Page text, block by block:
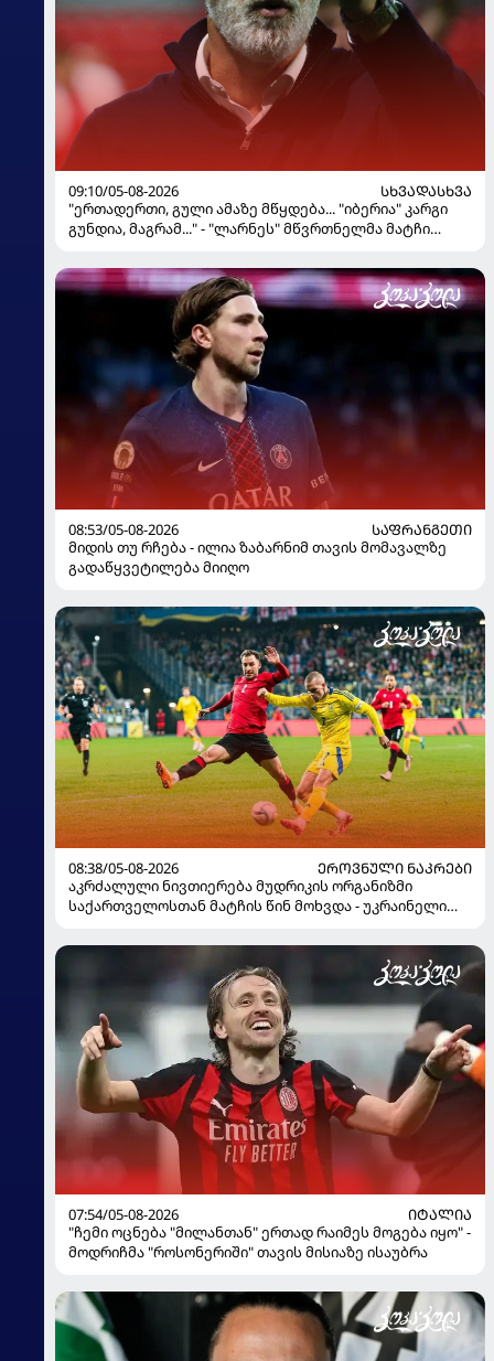
09:10/05-08-2026
ᲡᲮᲕᲐᲓᲐᲡᲮᲕᲐ
"ერთადერთი, გული ამაზე მწყდება... "იბერია" კარგი
გუნდია, მაგრამ..." - "ლარნეს" მწვრთნელმა მატჩი
მოჰყავს
08:53/05-08-2026
ᲡᲐᲤᲠᲐᲜᲒᲔᲗᲘ
მიდის თუ რჩება - ილია ზაბარნიმ თავის მომავალზე
გადაწყვეტილება მიიღო
08:38/05-08-2026
ᲔᲠᲝᲕᲜᲣᲚᲘ ᲜᲐᲙᲠᲔᲑᲘ
აკრძალული ნივთიერება მუდრიკის ორგანიზმი
საქართველოსთან მატჩის წინ მოხვდა - უკრაინელი
ინფორმაციას ავრცელებს
07:54/05-08-2026
ᲘᲢᲐᲚᲘᲐ
"ჩემი ოცნება "მილანთან" ერთად რაიმეს მოგება იყო" -
მოდრიჩმა "როსონერიში" თავის მისიაზე ისაუბრა